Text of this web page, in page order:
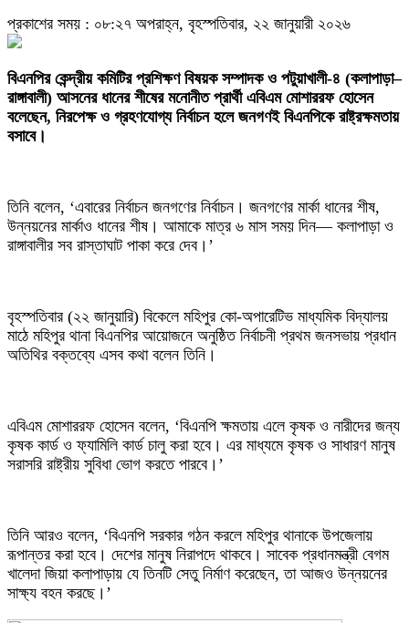
প্রকাশের সময় : ০৮:২৭ অপরাহ্ন, বৃহস্পতিবার, ২২ জানুয়ারী ২০২৬
বিএনপির কেন্দ্রীয় কমিটির প্রশিক্ষণ বিষয়ক সম্পাদক ও পটুয়াখালী-৪ (কলাপাড়া–
রাঙ্গাবালী) আসনের ধানের শীষের মনোনীত প্রার্থী এবিএম মোশাররফ হোসেন
বলেছেন, নিরপেক্ষ ও গ্রহণযোগ্য নির্বাচন হলে জনগণই বিএনপিকে রাষ্ট্রক্ষমতায়
বসাবে।
তিনি বলেন, ‘এবারের নির্বাচন জনগণের নির্বাচন। জনগণের মার্কা ধানের শীষ,
উন্নয়নের মার্কাও ধানের শীষ। আমাকে মাত্র ৬ মাস সময় দিন— কলাপাড়া ও
রাঙ্গাবালীর সব রাস্তাঘাট পাকা করে দেব।’
বৃহস্পতিবার (২২ জানুয়ারি) বিকেলে মহিপুর কো-অপারেটিভ মাধ্যমিক বিদ্যালয়
মাঠে মহিপুর থানা বিএনপির আয়োজনে অনুষ্ঠিত নির্বাচনী প্রথম জনসভায় প্রধান
অতিথির বক্তব্যে এসব কথা বলেন তিনি।
এবিএম মোশাররফ হোসেন বলেন, ‘বিএনপি ক্ষমতায় এলে কৃষক ও নারীদের জন্য
কৃষক কার্ড ও ফ্যামিলি কার্ড চালু করা হবে। এর মাধ্যমে কৃষক ও সাধারণ মানুষ
সরাসরি রাষ্ট্রীয় সুবিধা ভোগ করতে পারবে।’
তিনি আরও বলেন, ‘বিএনপি সরকার গঠন করলে মহিপুর থানাকে উপজেলায়
রূপান্তর করা হবে। দেশের মানুষ নিরাপদে থাকবে। সাবেক প্রধানমন্ত্রী বেগম
খালেদা জিয়া কলাপাড়ায় যে তিনটি সেতু নির্মাণ করেছেন, তা আজও উন্নয়নের
সাক্ষ্য বহন করছে।’